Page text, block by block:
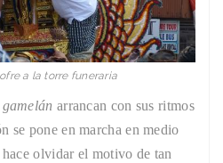
a la torre funeraria
gamelán arrancan con sus ritmos
se pone en marcha en medio
olvidar el motivo de tan